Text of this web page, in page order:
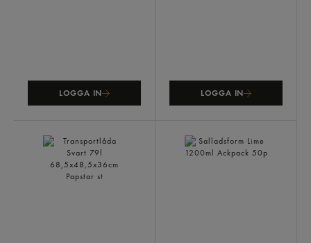
LOGGA IN LOGGA IN